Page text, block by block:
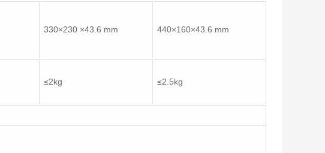
330×230 ×43.6 mm 440×160×43.6 mm
≤2kg ≤2.5kg